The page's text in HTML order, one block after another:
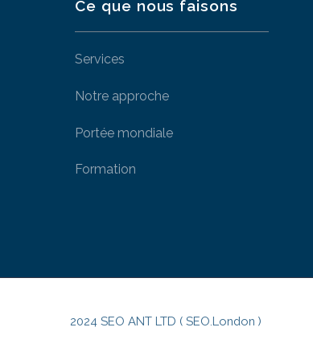
Ce que nous faisons
Services
Notre approche
Portée mondiale
Formation
2024 SEO ANT LTD ( SEO.London )